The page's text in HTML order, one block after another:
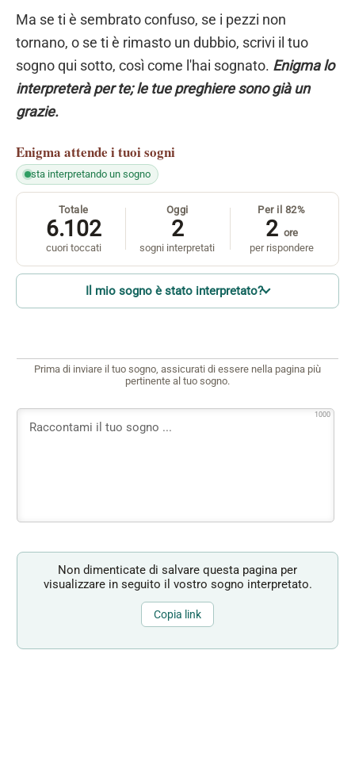
Ma se ti è sembrato confuso, se i pezzi non
tornano, o se ti è rimasto un dubbio, scrivi il tuo
sogno qui sotto, così come l'hai sognato. Enigma lo
interpreterà per te; le tue preghiere sono già un
grazie.
Enigma attende i tuoi sogni
sta interpretando un sogno
Totale
6.102
cuori toccati
Oggi
2
sogni interpretati
Per il 82%
2 ore
per rispondere
Il mio sogno è stato interpretato?
Prima di inviare il tuo sogno, assicurati di essere nella pagina più
pertinente al tuo sogno.
1000
Non dimenticate di salvare questa pagina per
visualizzare in seguito il vostro sogno interpretato.
Copia link